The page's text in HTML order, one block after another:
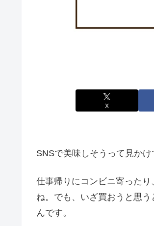
X
SNSで美味しそうって見か
仕事帰りにコンビニ寄った
ね。でも、いざ買おうと思
んです。